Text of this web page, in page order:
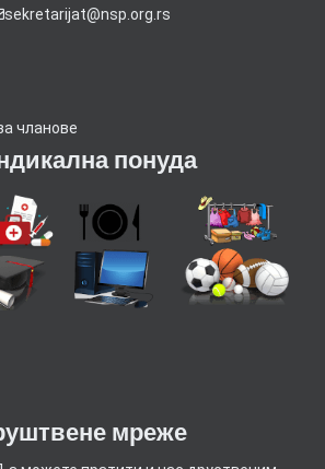
sekretarijat@nsp.org.rs
чланове
понуда
мреже